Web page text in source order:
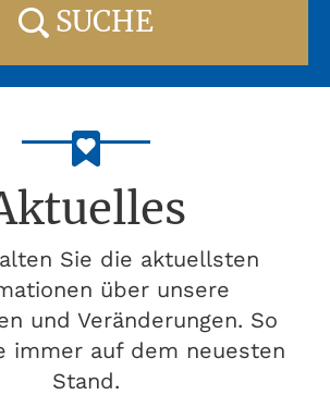
SUCHE
Sie die aktuellsten
über unsere
und Veränderungen. So
immer auf dem neuesten
Stand.